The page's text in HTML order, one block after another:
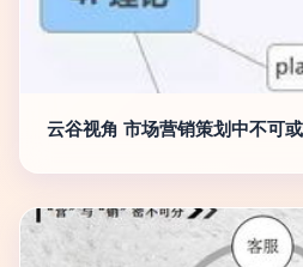
云谷视角 市场营销策划中不可